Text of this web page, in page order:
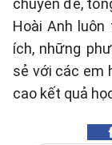
chuyên đề,
Hoài Anh
ích, những
sẻ với các em
cao kết quả